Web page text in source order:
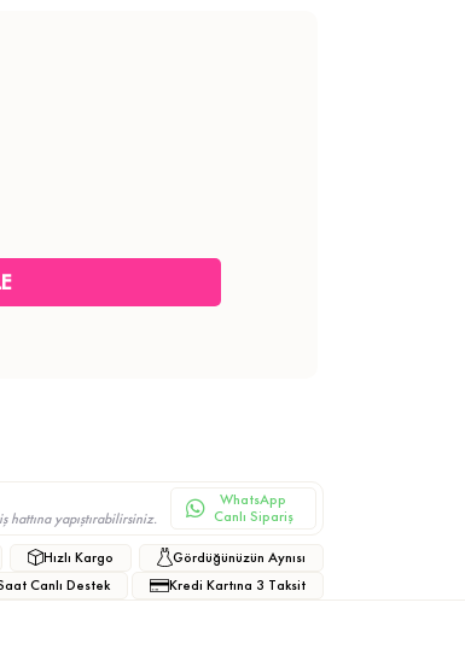
hattına yapıştırabilirsiniz.
WhatsApp
Canlı Sipariş
Hızlı Kargo
Gördüğünüzün Aynısı
Canlı Destek Kredi Kartına 3 Taksit